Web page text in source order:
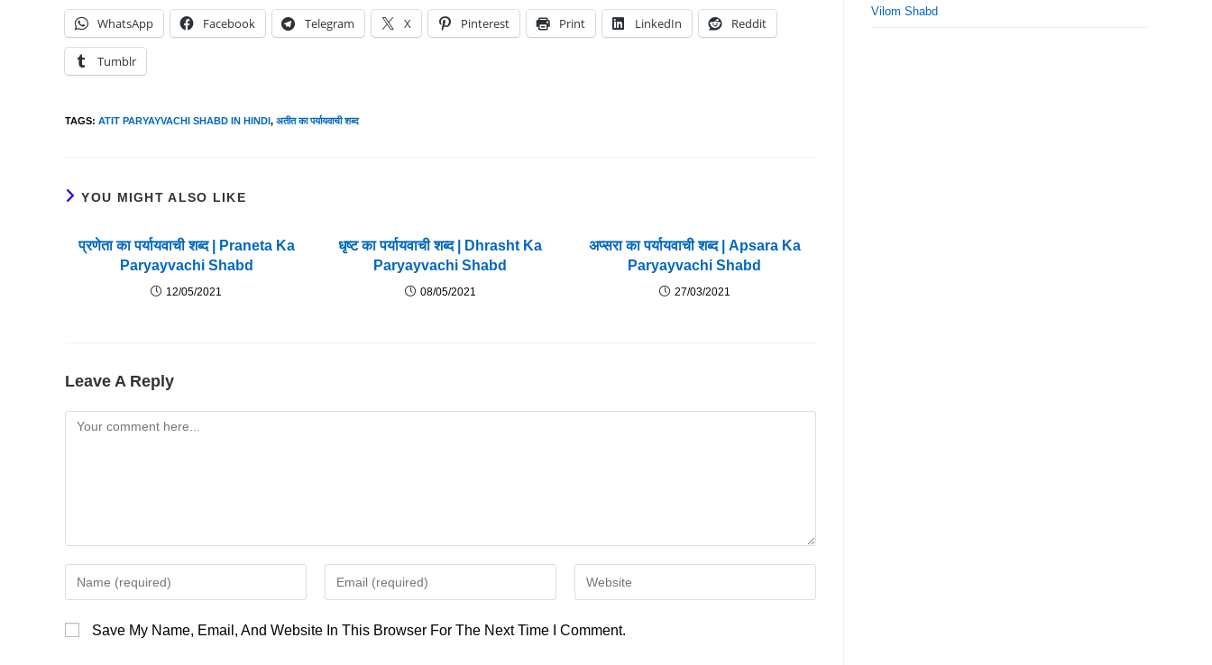
WhatsApp Facebook Telegram X Pinterest Print LinkedIn Reddit
Tumblr
TAGS: ATIT PARYAYVACHI SHABD IN HINDI, अतीत का पर्यायवाची शब्द
YOU MIGHT ALSO LIKE
प्रणेता का पर्यायवाची शब्द | Praneta Ka
Paryayvachi Shabd
12/05/2021
धृष्ट का पर्यायवाची शब्द | Dhrasht Ka
Paryayvachi Shabd
08/05/2021
अप्सरा का पर्यायवाची शब्द | Apsara Ka
Paryayvachi Shabd
27/03/2021
Leave A Reply
Comment
Your
Or
Your
Your
Save My Name, Email, And Website In This Browser For The Next Time I Comment.
Vilom Shabd